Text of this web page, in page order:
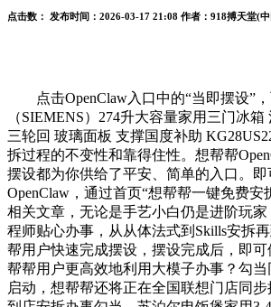
点击数： 发布时间： 2026-03-17 21:08 作者： 918搏天堂(
点击OpenClaw入口中的“当即摆设”，
（SIEMENS）274升大容量家用三门冰
三轮回 玻璃面板 支撑国度补助
拆过程的不变性和靠得住性。想帮帮
摆设都为你供给了平安、简单的入口。
OpenClaw，通过首页“想帮帮一键免费安
相关文章，无论是手艺小白仍是进阶玩
程师贴心办事，从从体法式到Skills安拆
帮用户快速完成摆设，摆设完成后，即可
帮帮用户更高效地利用大模子办事？勾
启动，想帮帮还将正在全国联想门店同步